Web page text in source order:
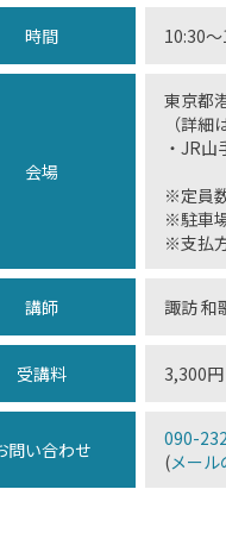
時間 10:30
会場
東京都
（詳
・JR
※定員
※駐車
※支払
講師 諏訪 和
受講料 3,300円
問い合わせ
090-
(メール